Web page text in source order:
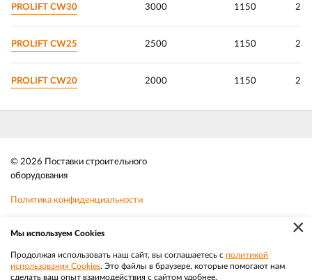
PROLIFT CW30 3000 1150 230
PROLIFT CW25 2500 1150 230
PROLIFT CW20 2000 1150 230
© 2026 Поставки строительного
оборудования
Политика конфиденциальности
Телефон:8 (383) 202 1436
Электронная почта:sale@efacade.ru Разработка|Веб-аналитика
×
Мы используем Cookies
Продолжая использовать наш сайт, вы соглашаетесь с политикой
использования Cookies. Это файлы в браузере, которые помогают нам
сделать ваш опыт взаимодействия с сайтом удобнее.